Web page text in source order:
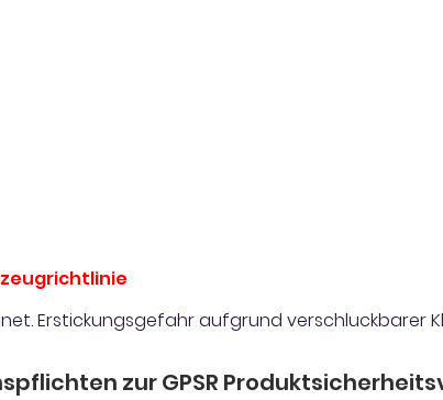
Erstickungsgefahr aufgrund verschluckbarer
zur GPSR